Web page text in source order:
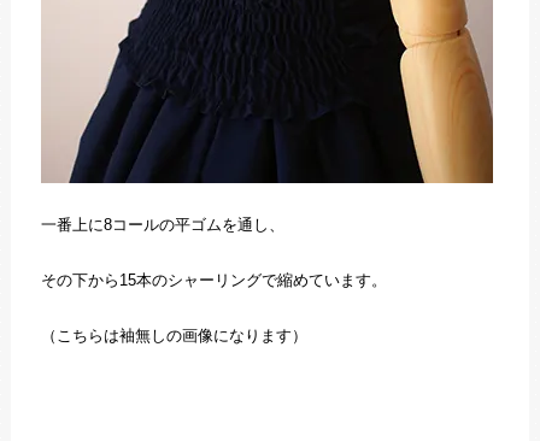
一番上に8コールの平ゴムを通し、
その下から15本のシャーリングで縮めています。
（こちらは袖無しの画像になります）